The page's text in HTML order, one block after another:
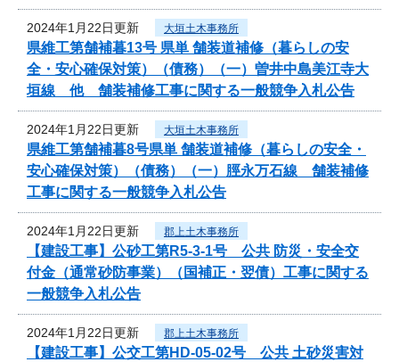
2024年1月22日更新 大垣土木事務所
県維工第舗補暮13号 県単 舗装道補修（暮らしの安
全・安心確保対策）（債務）（一）曽井中島美江寺大
垣線 他 舗装補修工事に関する一般競争入札公告
2024年1月22日更新 大垣土木事務所
県維工第舗補暮8号県単 舗装道補修（暮らしの安全・
安心確保対策）（債務）（一）脛永万石線 舗装補修
工事に関する一般競争入札公告
2024年1月22日更新 郡上土木事務所
【建設工事】公砂工第R5-3-1号 公共 防災・安全交
付金（通常砂防事業）（国補正・翌債）工事に関する
一般競争入札公告
2024年1月22日更新 郡上土木事務所
【建設工事】公交工第HD-05-02号 公共 土砂災害対